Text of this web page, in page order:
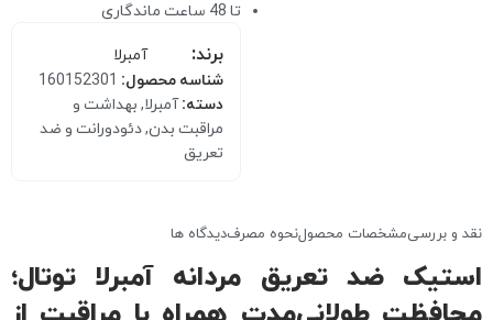
تا 48 ساعت ماندگاری
برند:
آمبرلا
شناسه محصول: 160152301
دسته: آمبرلا, بهداشت و
مراقبت بدن,دئودورانت و ضد
تعریق
نقد و بررسیمشخصات محصولنحوه مصرفدیدگاه ها
استیک ضد تعریق مردانه آمبرلا توتال؛